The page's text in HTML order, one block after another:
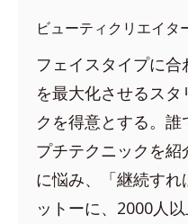
ビューティクリエイタ
フェイスタイプに合
を最大化させるスタ
クを得意とする。
プチテクニックを
に悩み、「継続す
ットーに、2000人